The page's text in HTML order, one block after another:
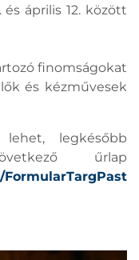
és április 12. között
finomságokat
és kézművesek
legkésőbb
űrlap